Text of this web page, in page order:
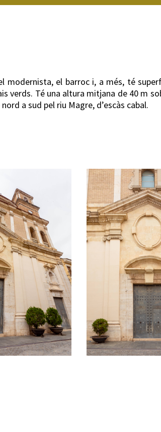
modernista, el barroc i, a més, té
verds. Té una altura mitjana de 40 m
a sud pel riu Magre, d’escàs cabal.